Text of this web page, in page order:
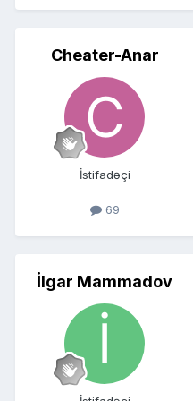
Cheater-Anar
İstifadəçi
69
İlgar Mammadov